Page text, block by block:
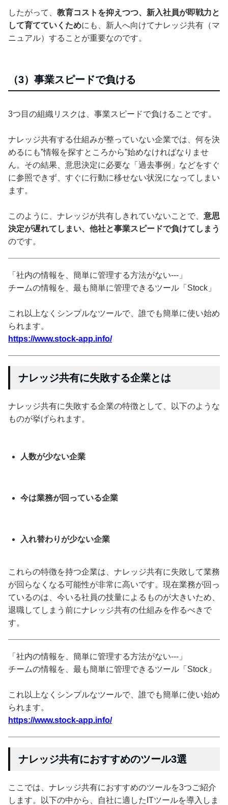
したがって、 教育コストを抑えつつ、新入社員が即戦力と
して育てていくためにも、新人へ向けてナレッジ共有（マ
ニュアル）することが重要なのです。
（3）事業スピードで負ける
3つ目の組織リスクは、事業スピードで負けることです。
ナレッジ共有する仕組みが整っていない企業では、何を決
めるにも”情報を探すところから”始めなければなりませ
ん。その結果、意思決定に必要な「過去事例」などをすぐ
に参照できず、すぐに行動に移せない状況になってしまい
ます。
このように、ナレッジが共有しきれていないことで、 意思
決定が遅れてしまい、他社と事業スピードで負けてしまう
のです。
「社内の情報を、簡単に管理する方法がない---」
チームの情報を、最も簡単に管理できるツール「Stock」
これ以上なくシンプルなツールで、誰でも簡単に使い始め
られます。
https://www.stock-app.info/
ナレッジ共有に失敗する企業とは
ナレッジ共有に失敗する企業の特徴として、以下のような
ものが挙げられます。
人数が少ない企業
今は業務が回っている企業
入れ替わりが少ない企業
これらの特徴を持つ企業は、ナレッジ共有に失敗して業務
が回らなくなる可能性が非常に高いです。現在業務が回っ
ているのは、今いる社員の技量によるものが大きいため、
退職してしまう前にナレッジ共有の仕組みを作るべきで
す。
「社内の情報を、簡単に管理する方法がない---」
チームの情報を、最も簡単に管理できるツール「Stock」
これ以上なくシンプルなツールで、誰でも簡単に使い始め
られます。
https://www.stock-app.info/
ナレッジ共有におすすめのツール3選
ここでは、ナレッジ共有におすすめのツールを3つご紹介
します。以下の中から、自社に適したITツールを導入しま